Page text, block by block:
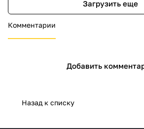
Загрузить еще
Комментарии
Добавить
Назад к списку